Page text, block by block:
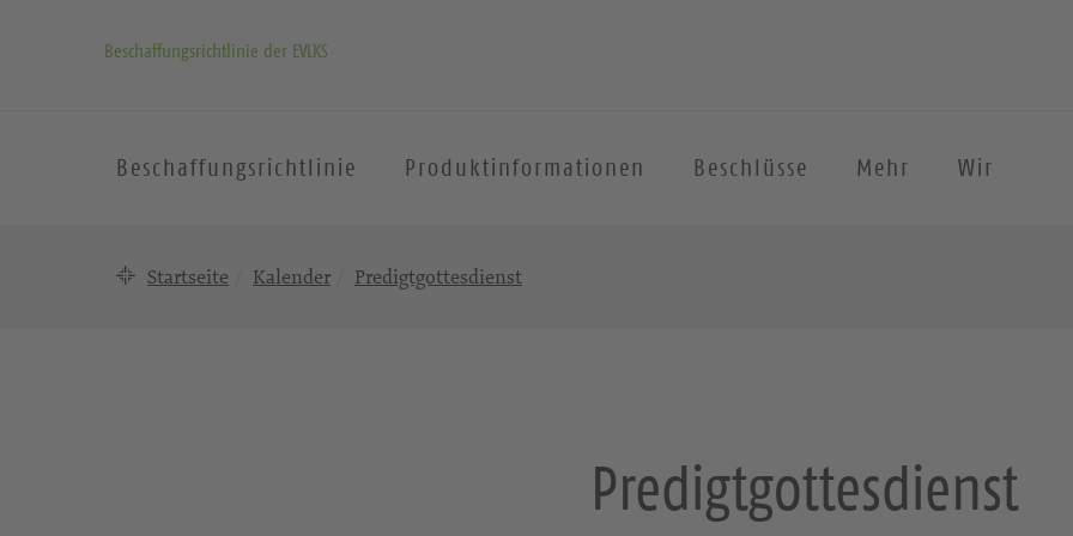
Beschaffungsrichtlinie der EVLKS
Beschaffungsrichtlinie Produktinformationen Beschlüsse Mehr Wir
Startseite Kalender Predigtgottesdienst
Predigtgottesdienst